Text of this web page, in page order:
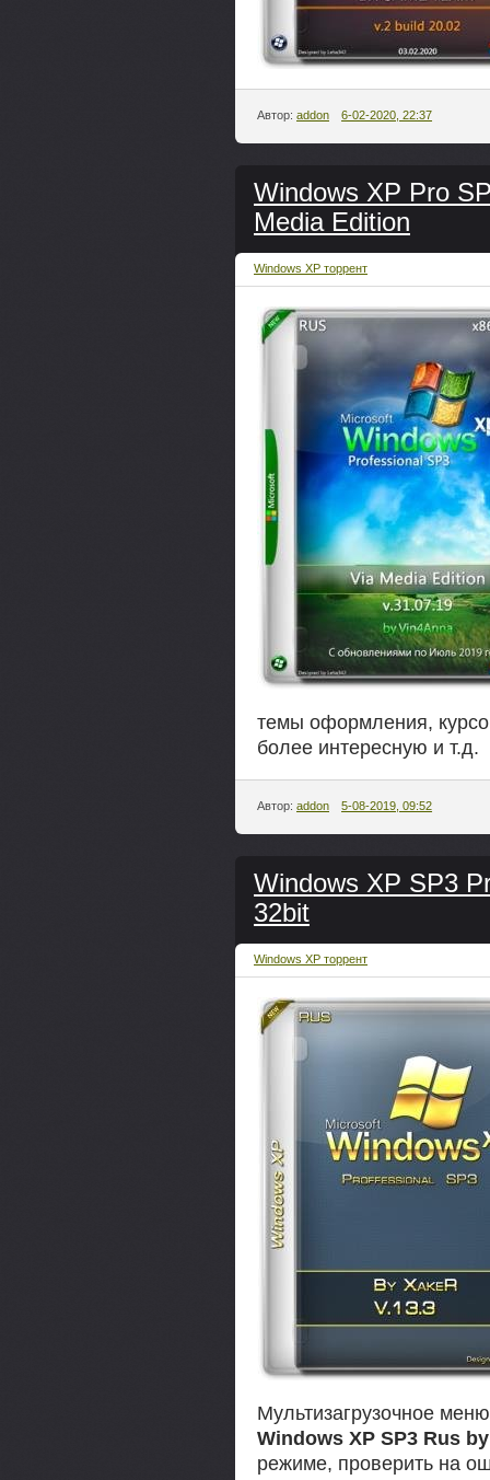
Автор: addon 6-02-2020, 22:37
Windows XP Pro
Media Edition
Windows XP торрент
темы оформления,
более интересную и т.д.
Автор: addon 5-08-2019, 09:52
Windows XP SP3
32bit
Windows XP торрент
Мультизагрузочное
Windows XP SP3 Rus
режиме, проверить на